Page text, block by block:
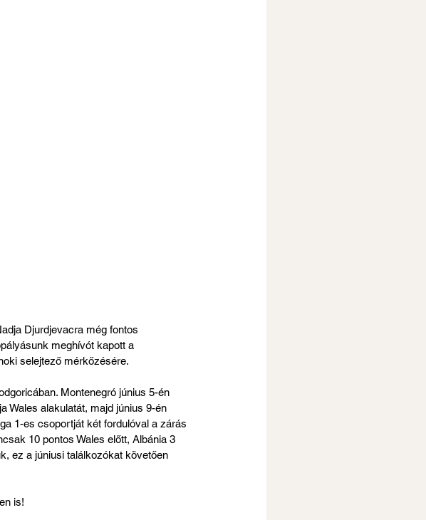
Djurdjevacra még fontos
meghívót kapott a
selejtező mérkőzésére.
Montenegró június 5-én
Wales alakulatát, majd június 9-én
1-es csoportját két fordulóval a zárás
10 pontos Wales előtt, Albánia 3
ez a júniusi találkozókat követően
is!